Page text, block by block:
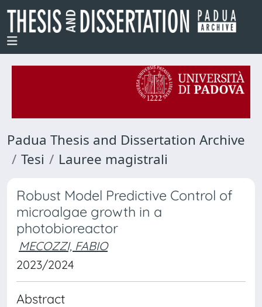
Padua Thesis and Dissertation Archive
Tesi
Lauree magistrali
Robust Model Predictive Control of
microalgae growth in a
photobioreactor
MECOZZI, FABIO
2023/2024
Abstract